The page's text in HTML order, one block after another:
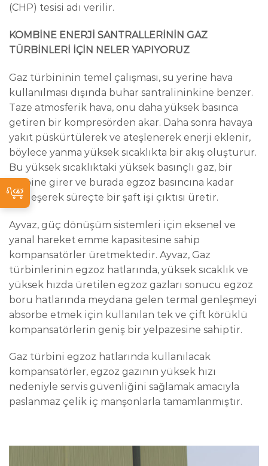
(CHP) tesisi adı verilir.
KOMBİNE ENERJİ SANTRALLERİNİN GAZ
TÜRBİNLERİ İÇİN NELER YAPIYORUZ
Gaz türbininin temel çalışması, su yerine hava
kullanılması dışında buhar santralininkine benzer.
Taze atmosferik hava, onu daha yüksek basınca
getiren bir kompresörden akar. Daha sonra havaya
yakıt püskürtülerek ve ateşlenerek enerji eklenir,
böylece yanma yüksek sıcaklıkta bir akış oluşturur.
Bu yüksek sıcaklıktaki yüksek basınçlı gaz, bir
türbine girer ve burada egzoz basıncına kadar
genleşerek süreçte bir şaft işi çıktısı üretir.
Ayvaz, güç dönüşüm sistemleri için eksenel ve
yanal hareket emme kapasitesine sahip
kompansatörler üretmektedir. Ayvaz, Gaz
türbinlerinin egzoz hatlarında, yüksek sıcaklık ve
yüksek hızda üretilen egzoz gazları sonucu egzoz
boru hatlarında meydana gelen termal genleşmeyi
absorbe etmek için kullanılan tek ve çift körüklü
kompansatörlerin geniş bir yelpazesine sahiptir.
Gaz türbini egzoz hatlarında kullanılacak
kompansatörler, egzoz gazının yüksek hızı
nedeniyle servis güvenliğini sağlamak amacıyla
paslanmaz çelik iç manşonlarla tamamlanmıştır.